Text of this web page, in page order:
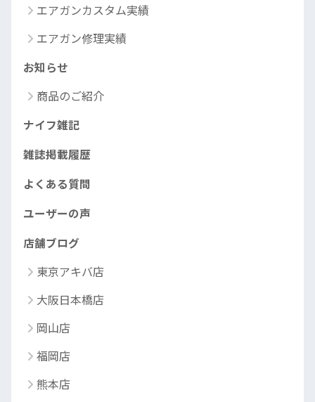
エアガンカスタム実績
エアガン修理実績
お知らせ
商品のご紹介
ナイフ雑記
雑誌掲載履歴
よくある質問
ユーザーの声
店舗ブログ
東京アキバ店
大阪日本橋店
岡山店
福岡店
熊本店